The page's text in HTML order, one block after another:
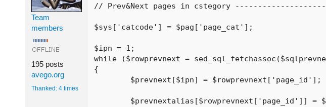
Team
members
195 posts
avego.org
Thanked: 4 times
// Prev&Next pages in cstegory
$sys['catcode'] = $pag['page_cat'];
$ipn = 1;
while ($rowprevnext =
{